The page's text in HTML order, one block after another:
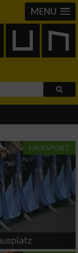
MENU
LAUFSPORT